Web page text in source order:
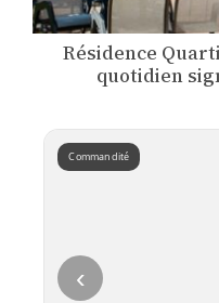
Résidence
quotidien
Commandité
‹